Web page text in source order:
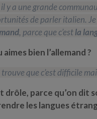
y a une grande
de parler italien.
, parce que c’estla
aimes bien l’allemand ?
trouve que c’est difficile
drôle, parce qu’on dit
les langues